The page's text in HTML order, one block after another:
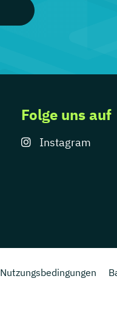
Folge uns auf
Instagram
Nutzungsbedingungen